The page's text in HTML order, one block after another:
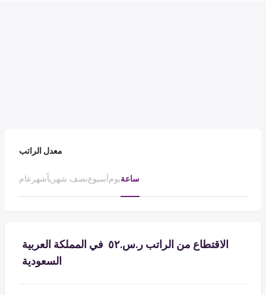
معدل الراتب
عام شهرنصف شهرياًأسبوعيومساعة
الاقتطاع من الراتب ر.س.‏٥٢ ‏ في المملكة العربية
السعودية